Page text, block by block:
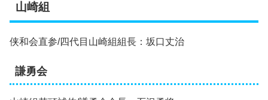
山崎組
侠和会直参/四代目山崎組組長：坂口丈治
謙勇会